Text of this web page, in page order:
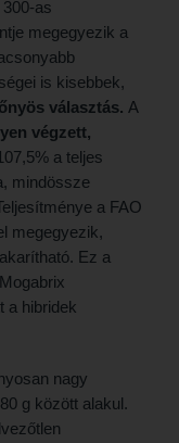
as
megegyezik a
is kisebbek,
választás.A
végzett,
a teljes
mindössze
a FAO
megegyezik,
Ez a
a hibridek
nagy
g között alakul.